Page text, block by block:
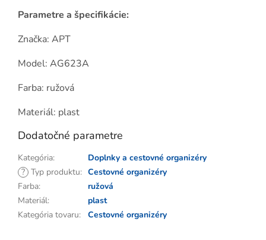
Parametre a špecifikácie:
Značka: APT
Model: AG623A
Farba: ružová
Materiál: plast
Dodatočné parametre
Kategória:
Doplnky a cestovné organizéry
? Typ produktu: Cestovné organizéry
Farba:
ružová
Materiál:
plast
Kategória tovaru: Cestovné organizéry